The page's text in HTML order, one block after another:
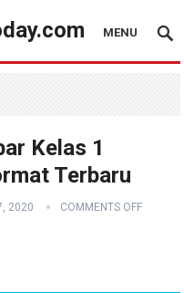
MENU
Kelas 1
Terbaru
2020 COMMENTS OFF